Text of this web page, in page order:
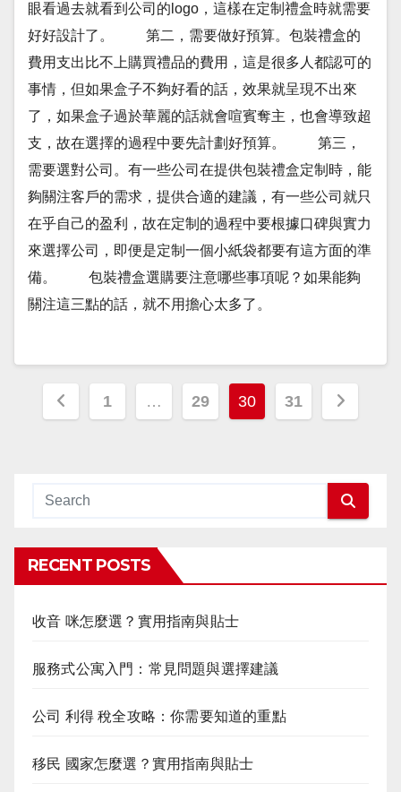
眼看過去就看到公司的logo，這樣在定制禮盒時就需要
好好設計了。 第二，需要做好預算。包裝禮盒的
費用支出比不上購買禮品的費用，這是很多人都認可的
事情，但如果盒子不夠好看的話，效果就呈現不出來
了，如果盒子過於華麗的話就會喧賓奪主，也會導致超
支，故在選擇的過程中要先計劃好預算。 第三，
需要選對公司。有一些公司在提供包裝禮盒定制時，能
夠關注客戶的需求，提供合適的建議，有一些公司就只
在乎自己的盈利，故在定制的過程中要根據口碑與實力
來選擇公司，即便是定制一個小紙袋都要有這方面的準
備。 包裝禮盒選購要注意哪些事項呢？如果能夠
關注這三點的話，就不用擔心太多了。
Posts
1 … 29 30 31
RECENT POSTS
收音 咪怎麼選？實用指南與貼士
服務式公寓入門：常見問題與選擇建議
公司 利得 稅全攻略：你需要知道的重點
移民 國家怎麼選？實用指南與貼士